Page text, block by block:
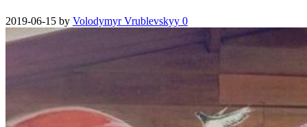
2019-06-15 by Volodymyr Vrublevskyy 0